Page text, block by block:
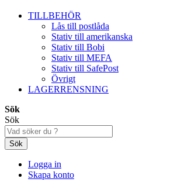
TILLBEHÖR
Lås till postlåda
Stativ till amerikanska
Stativ till Bobi
Stativ till MEFA
Stativ till SafePost
Övrigt
LAGERRENSNING
Sök
Sök
Sök
Logga in
Skapa konto